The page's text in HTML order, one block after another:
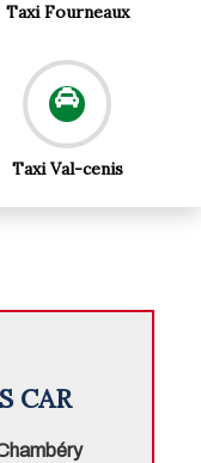
Taxi Fourneaux
Taxi Val-cenis
CAR